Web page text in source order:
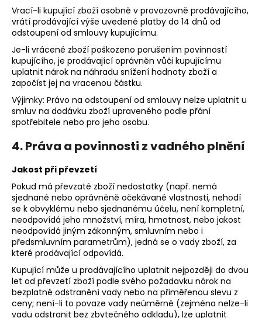
Vrací-li kupující zboží osobně v provozovně prodávajícího,
vrátí prodávající výše uvedené platby do 14 dnů od
odstoupení od smlouvy kupujícímu.
Je-li vrácené zboží poškozeno porušením povinností
kupujícího, je prodávající oprávněn vůči kupujícímu
uplatnit nárok na náhradu snížení hodnoty zboží a
započíst jej na vracenou částku.
Výjimky: Právo na odstoupení od smlouvy nelze uplatnit u
smluv na dodávku zboží upraveného podle přání
spotřebitele nebo pro jeho osobu.
4. Práva a povinnosti z vadného plnění
Jakost při převzetí
Pokud má převzaté zboží nedostatky (např. nemá
sjednané nebo oprávněně očekávané vlastnosti, nehodí
se k obvyklému nebo sjednanému účelu, není kompletní,
neodpovídá jeho množství, míra, hmotnost, nebo jakost
neodpovídá jiným zákonným, smluvním nebo i
předsmluvním parametrům), jedná se o vady zboží, za
které prodávající odpovídá.
Kupující může u prodávajícího uplatnit nejpozději do dvou
let od převzetí zboží podle svého požadavku nárok na
bezplatné odstranění vady nebo na přiměřenou slevu z
ceny; není-li to povaze vady neúměrné (zejména nelze-li
vadu odstranit bez zbytečného odkladu), lze uplatnit